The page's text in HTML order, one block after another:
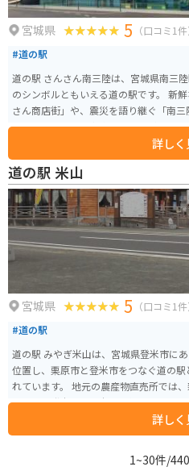
宮城県 5 （口コミ1件
#道の駅
道の駅 さんさん南三陸は、宮城県南三
のシンボルともいえる道の駅です。 新鮮な海の幸を堪能できる「南三陸さん
さん商店街」や、震災を語り継ぐ「南
されており、一日中楽しむことができます。 バイクで訪れる場合、
広く、休憩場所としても最適です。 南三陸町は、新鮮な魚介類が有名で、特
にタコは絶品です。 道の駅 さんさん南三陸でも、新鮮な魚介類を使った料理
や、地元の特産品を購入することができます。 震災の記憶を未来へ
として、ぜひ一度訪れてみてください。
詳しく
道の駅 米山
宮城県 5 （口コミ1件
#道の駅
道の駅 みやぎ米山は、宮城県登米市に
位置し、栗原市と登米市をつなぐ道の
れています。 地元の農産物直売所では、新鮮な野菜や果物が販売されてお
り、特に登米産のお米は人気です。ま
地元の食材を使った料理を楽しむこと
ランド豚「みやぎさとやまと豚」を使った豚丼です。 バ
道の駅には広い駐車場が完備されてい
丘陵地帯が広がっており、ツーリング
詳しく
1~30件/